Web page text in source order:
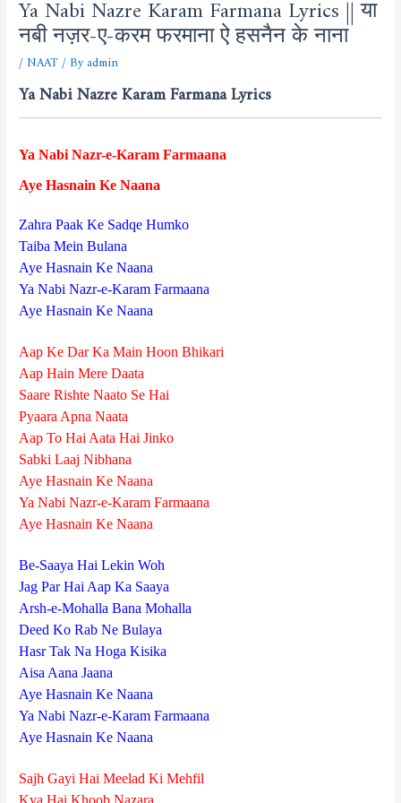
नबी नज़र-ए-करम फरमाना ऐ हसनैन के नाना
/NAAT/ Byadmin
Ya Nabi Nazre Karam Farmana Lyrics
Ya Nabi Nazr-e-Karam Farmaana
Aye Hasnain Ke Naana
Zahra Paak Ke Sadqe Humko
Taiba Mein Bulana
Aye Hasnain Ke Naana
Ya Nabi Nazr-e-Karam Farmaana
Aye Hasnain Ke Naana
Aap Ke Dar Ka Main Hoon Bhikari
Aap Hain Mere Daata
Saare Rishte Naato Se Hai
Pyaara Apna Naata
Aap To Hai Aata Hai Jinko
Sabki Laaj Nibhana
Aye Hasnain Ke Naana
Ya Nabi Nazr-e-Karam Farmaana
Aye Hasnain Ke Naana
Be-Saaya Hai Lekin Woh
Jag Par Hai Aap Ka Saaya
Arsh-e-Mohalla Bana Mohalla
Deed Ko Rab Ne Bulaya
Hasr Tak Na Hoga Kisika
Aisa Aana Jaana
Aye Hasnain Ke Naana
Ya Nabi Nazr-e-Karam Farmaana
Aye Hasnain Ke Naana
Sajh Gayi Hai Meelad Ki Mehfil
Kya Hai Khoob Nazara